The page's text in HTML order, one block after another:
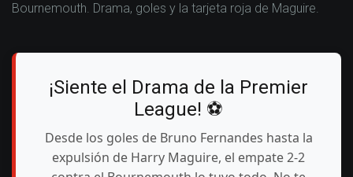
Bournemouth. Drama, goles y la tarjeta roja de Maguire.
¡Siente el Drama de la Premier
League! ⚽
Desde los goles de Bruno Fernandes hasta la
expulsión de Harry Maguire, el empate 2-2